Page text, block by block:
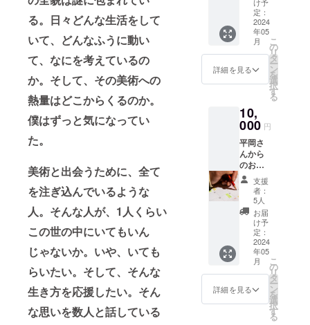
る。日々どんな生活をして
いて、どんなふうに動い
て、なにを考えているの
か。そして、その美術への
熱量はどこからくるのか。
僕はずっと気になってい
た。
美術と出会うために、全て
を注ぎ込んでいるような
人。そんな人が、1人くらい
この世の中にいてもいん
じゃないか。いや、いても
らいたい。そして、そんな
生き方を応援したい。そん
な思いを数人と話している
定：
2024
年05
月
詳細を見る
こ
の
リ
タ
ー
ン
を
選
択
す
る
10,
000 円
平岡さ
んから
のお礼
のお手
紙
ーーー
ーー 物
は何も
いらな
いけ
ど、 こ
の企画
を応援
した
い。 そ
んなふ
支援
者：
5人
お届
け予
定：
2024
年05
月
詳細を見る
こ
の
リ
タ
ー
ン
を
選
択
す
る